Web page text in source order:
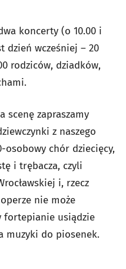
koncerty (o 10.00 i
dzień wcześniej – 20
rodziców, dziadków,
scenę zapraszamy
z naszego
chór dziecięcy,
i trębacza, czyli
i, rzecz
nie może
fortepianie usiądzie
muzyki do piosenek.